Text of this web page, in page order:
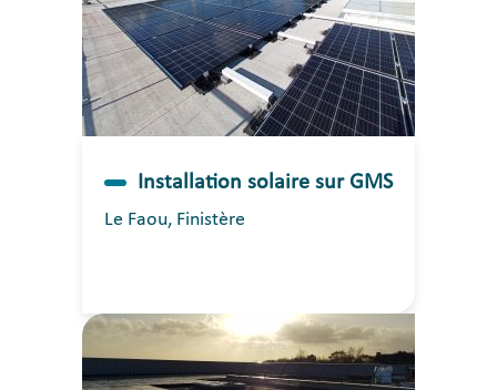
Installation solaire sur GMS
Le Faou, Finistère